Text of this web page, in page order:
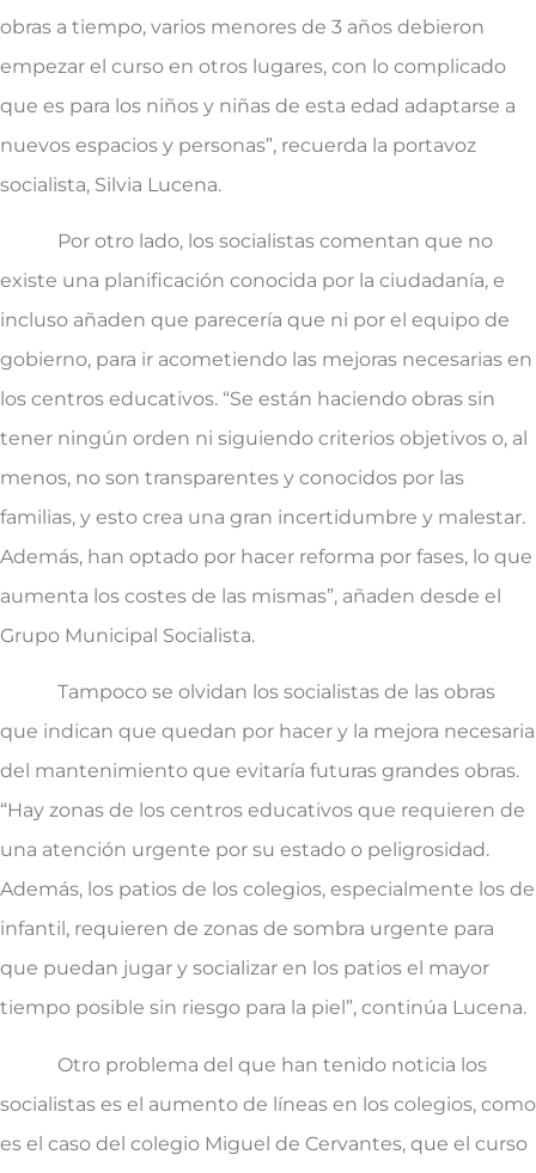
obras a tiempo, varios menores de 3 años debieron
empezar el curso en otros lugares, con lo complicado
que es para los niños y niñas de esta edad adaptarse a
nuevos espacios y personas”, recuerda la portavoz
socialista, Silvia Lucena.
Por otro lado, los socialistas comentan que no
existe una planificación conocida por la ciudadanía, e
incluso añaden que parecería que ni por el equipo de
gobierno, para ir acometiendo las mejoras necesarias en
los centros educativos. “Se están haciendo obras sin
tener ningún orden ni siguiendo criterios objetivos o, al
menos, no son transparentes y conocidos por las
familias, y esto crea una gran incertidumbre y malestar.
Además, han optado por hacer reforma por fases, lo que
aumenta los costes de las mismas”, añaden desde el
Grupo Municipal Socialista.
Tampoco se olvidan los socialistas de las obras
que indican que quedan por hacer y la mejora necesaria
del mantenimiento que evitaría futuras grandes obras.
“Hay zonas de los centros educativos que requieren de
una atención urgente por su estado o peligrosidad.
Además, los patios de los colegios, especialmente los de
infantil, requieren de zonas de sombra urgente para
que puedan jugar y socializar en los patios el mayor
tiempo posible sin riesgo para la piel”, continúa Lucena.
Otro problema del que han tenido noticia los
socialistas es el aumento de líneas en los colegios, como
es el caso del colegio Miguel de Cervantes, que el curso